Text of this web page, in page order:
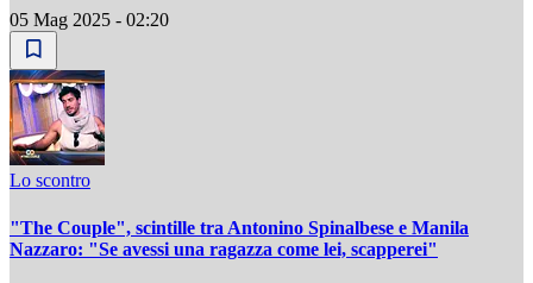
05 Mag 2025 - 02:20
Lo scontro
"The Couple", scintille tra Antonino Spinalbese e Manila
Nazzaro: "Se avessi una ragazza come lei, scapperei"